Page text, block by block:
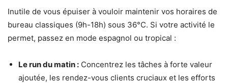
Inutile de vous épuiser à vouloir maintenir vos horaires de
bureau classiques (9h-18h) sous 36°C. Si votre activité le
permet, passez en mode espagnol ou tropical :
Le run du matin : Concentrez les tâches à forte valeur
ajoutée, les rendez-vous clients cruciaux et les efforts